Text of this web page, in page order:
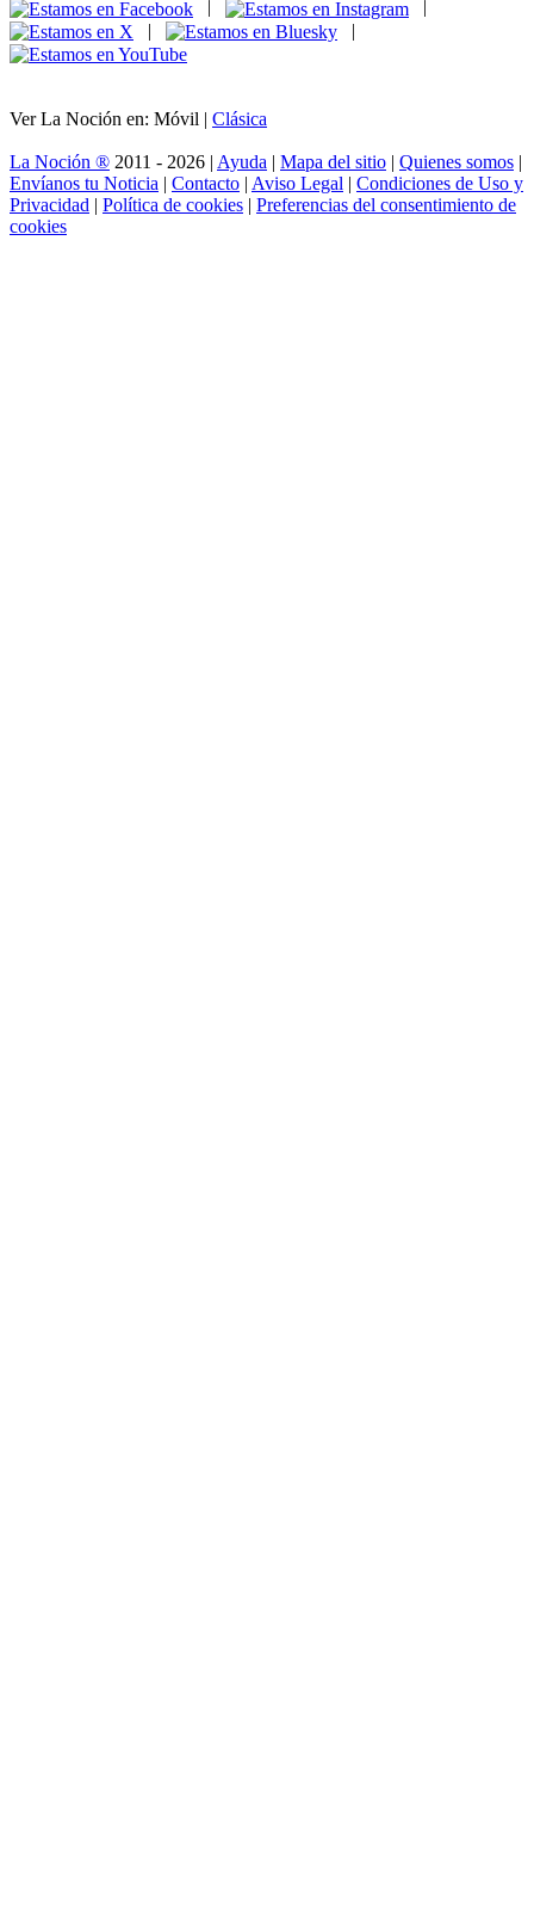
|
|
Ver La Noción en: Móvil | Clásica
La Noción ® 2011 - 2026 | Ayuda | Mapa del sitio | Quienes somos |
Envíanos tu Noticia | Contacto | Aviso Legal | Condiciones de Uso y
Privacidad | Política de cookies | Preferencias del consentimiento de
cookies